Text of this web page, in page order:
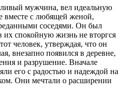
мужчина, вел идеальную
вместе с любящей женой,
соседями. Он был
их спокойную жизнь не вторгся
человек, утверждая, что он
внезапно появился в деревне,
и разрушение. Вначале
его с радостью и надеждой на
Они мечтали о расширении